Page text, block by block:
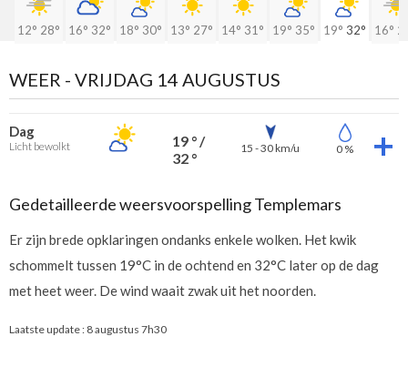
12° 28° 16° 32° 18° 30° 13° 27° 14° 31° 19° 35° 19° 32° 16°
WEER - VRIJDAG 14 AUGUSTUS
Dag
Licht bewolkt
19 ° /
32 °
15 - 30 km/u 0 %
Gedetailleerde weersvoorspelling Templemars
Er zijn brede opklaringen ondanks enkele wolken. Het kwik
schommelt tussen 19°C in de ochtend en 32°C later op de dag
met heet weer. De wind waait zwak uit het noorden.
Laatste update : 8 augustus 7h30